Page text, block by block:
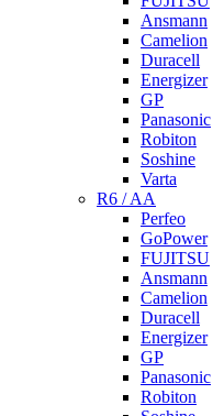
Ansmann
Camelion
Duracell
Energizer
GP
Panasonic
Robiton
Soshine
Varta
R6 / AA
Perfeo
GoPower
FUJITSU
Ansmann
Camelion
Duracell
Energizer
GP
Panasonic
Robiton